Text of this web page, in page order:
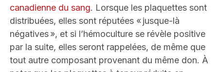
canadienne du sang. Lorsque les plaquettes sont
distribuées, elles sont réputées « jusque-là
négatives », et si l’hémoculture se révèle positive
par la suite, elles seront rappelées, de même que
tout autre composant provenant du même don. À